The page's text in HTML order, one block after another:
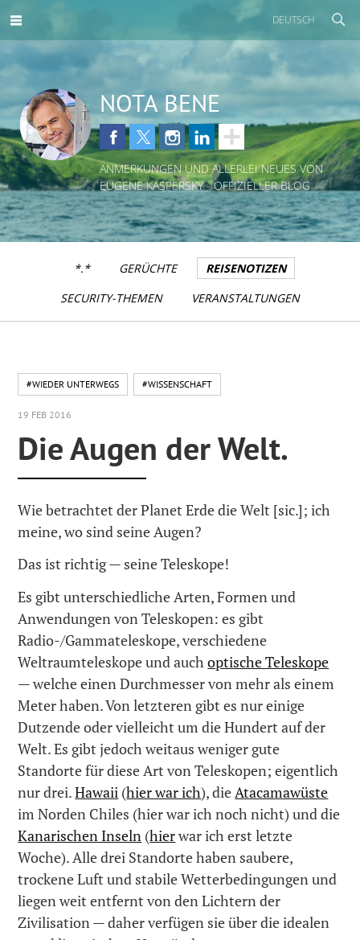
DEUTSCH
NOTA BENE
ANMERKUNGEN UND ALLERLEI NEUES VON
EUGENE KASPERSKY - OFFIZIELLER BLOG
*.* GERÜCHTE
REISENOTIZEN
SECURITY-THEMEN
VERANSTALTUNGEN
#WIEDER UNTERWEGS #WISSENSCHAFT
19 FEB 2016
Die Augen der Welt.
Wie betrachtet der Planet Erde die Welt [sic.]; ich
meine, wo sind seine Augen?
Das ist richtig — seine Teleskope!
Es gibt unterschiedliche Arten, Formen und
Anwendungen von Teleskopen: es gibt
Radio-/Gammateleskope, verschiedene
Weltraumteleskope und auchoptische Teleskope
— welche einen Durchmesser von mehr als einem
Meter haben. Von letzteren gibt es nur einige
Dutzende oder vielleicht um die Hundert auf der
Welt. Es gibt jedoch weitaus weniger gute
Standorte für diese Art von Teleskopen; eigentlich
nur drei.Hawaii (hier war ich), dieAtacamawüste
im Norden Chiles (hier war ich noch nicht) und die
Kanarischen Inseln (hierwar ich erst letzte
Woche). Alle drei Standorte haben saubere,
trockene Luft und stabile Wetterbedingungen und
liegen weit entfernt von den Lichtern der
Zivilisation — daher verfügen sie über die idealen